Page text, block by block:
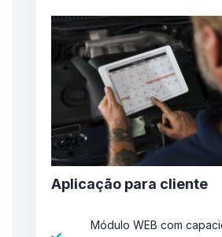
Aplicação para cliente
Módulo WEB com